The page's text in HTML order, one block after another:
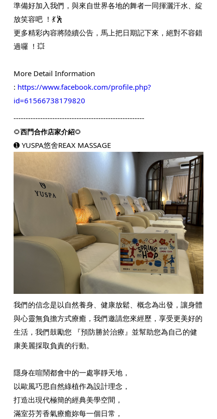
準備好加入我們，與來自世界各地的舞者一同揮灑汗水、綻
放笑容吧 ！💃🕺
更多精彩內容將陸續公告，馬上把日期記下來，絕對不容錯
過囉 ！💥
More Detail Information
: https://www.facebook.com/profile.php?
id=61566738179820
------------------------------------------------------
🌻西門合作店家介紹🌻
➊ YUSPA悠舍REAX MASSAGE
我們的信念是以自然養身、健康放鬆、概念為出發，讓身體
與心靈無負擔方式療癒，我們邀請您來經歷，享受更美好的
生活，我們鼓勵您 『預防勝於治療』並幫助您為自己的健
康美麗採取負責的行動。
隱身在喧鬧都會中的一處寧靜天地，
以歐風巧思自然綠植作為設計理念，
打造出現代極簡的經典美學空間，
滿室芬芳香氣療癒妳每一個日常，